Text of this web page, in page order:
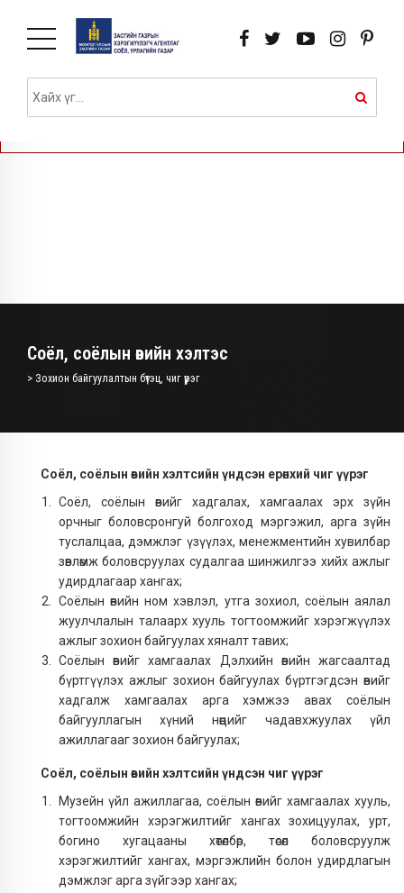
A PHP Error was encountered
Severity: Notice
Message: Undefined index: names
Filename: views/pages.php
Соёл, соёлын өвийн хэлтэс
> Зохион байгуулалтын бүтэц, чиг үүрэг
Соёл, соёлын өвийн хэлтсийн үндсэн ерөнхий чиг үүрэг
Соёл, соёлын өвийг хадгалах, хамгаалах эрх зүйн
орчныг боловсронгуй болгоход мэргэжил, арга зүйн
туслалцаа, дэмжлэг үзүүлэх, менежментийн хувилбар
зөвлөмж боловсруулах судалгаа шинжилгээ хийх ажлыг
удирдлагаар хангах;
Соёлын өвийн ном хэвлэл, утга зохиол, соёлын аялал
жуулчлалын талаарх хууль тогтоомжийг хэрэгжүүлэх
ажлыг зохион байгуулах хяналт тавих;
Соёлын өвийг хамгаалах Дэлхийн өвийн жагсаалтад
бүртгүүлэх ажлыг зохион байгуулах бүртгэгдсэн өвийг
хадгалж хамгаалах арга хэмжээ авах соёлын
байгууллагын хүний нөөцийг чадавхжуулах үйл
ажиллагааг зохион байгуулах;
Соёл, соёлын өвийн хэлтсийн үндсэн чиг үүрэг
Музейн үйл ажиллагаа, соёлын өвийг хамгаалах хууль,
тогтоомжийн хэрэгжилтийг хангах зохицуулах, урт,
богино хугацааны хөтөлбөр, төсөл боловсруулж
хэрэгжилтийг хангах, мэргэжлийн болон удирдлагын
дэмжлэг арга зүйгээр хангах;